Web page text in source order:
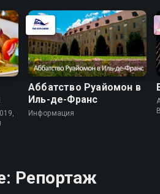
Аббатство Руайомон в
Иль-де-Франс
Информация
Репортаж